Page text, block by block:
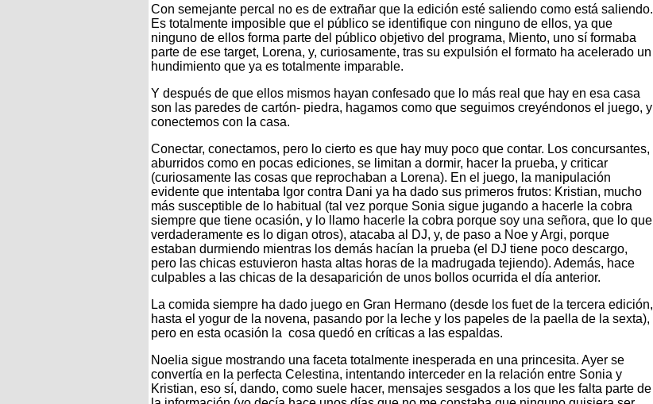
Con semejante percal no es de extrañar que la edición esté saliendo como está saliendo.
Es totalmente imposible que el público se identifique con ninguno de ellos, ya que
ninguno de ellos forma parte del público objetivo del programa, Miento, uno sí formaba
parte de ese target, Lorena, y, curiosamente, tras su expulsión el formato ha acelerado un
hundimiento que ya es totalmente imparable.
Y después de que ellos mismos hayan confesado que lo más real que hay en esa casa
son las paredes de cartón- piedra, hagamos como que seguimos creyéndonos el juego, y
conectemos con la casa.
Conectar, conectamos, pero lo cierto es que hay muy poco que contar. Los concursantes,
aburridos como en pocas ediciones, se limitan a dormir, hacer la prueba, y criticar
(curiosamente las cosas que reprochaban a Lorena). En el juego, la manipulación
evidente que intentaba Igor contra Dani ya ha dado sus primeros frutos: Kristian, mucho
más susceptible de lo habitual (tal vez porque Sonia sigue jugando a hacerle la cobra
siempre que tiene ocasión, y lo llamo hacerle la cobra porque soy una señora, que lo que
verdaderamente es lo digan otros), atacaba al DJ, y, de paso a Noe y Argi, porque
estaban durmiendo mientras los demás hacían la prueba (el DJ tiene poco descargo,
pero las chicas estuvieron hasta altas horas de la madrugada tejiendo). Además, hace
culpables a las chicas de la desaparición de unos bollos ocurrida el día anterior.
La comida siempre ha dado juego en Gran Hermano (desde los fuet de la tercera edición,
hasta el yogur de la novena, pasando por la leche y los papeles de la paella de la sexta),
pero en esta ocasión la cosa quedó en críticas a las espaldas.
Noelia sigue mostrando una faceta totalmente inesperada en una princesita. Ayer se
convertía en la perfecta Celestina, intentando interceder en la relación entre Sonia y
Kristian, eso sí, dando, como suele hacer, mensajes sesgados a los que les falta parte de